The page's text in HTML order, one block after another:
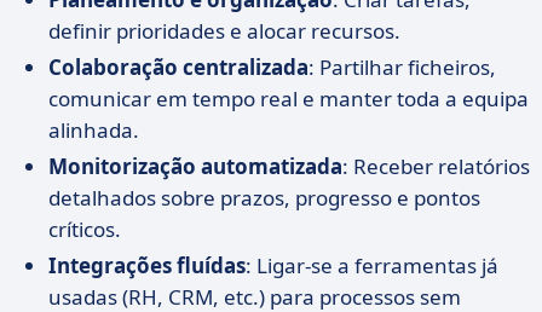
definir prioridades e alocar recursos.
Colaboração centralizada: Partilhar ficheiros,
comunicar em tempo real e manter toda a equipa
alinhada.
Monitorização automatizada: Receber relatórios
detalhados sobre prazos, progresso e pontos
críticos.
Integrações fluídas: Ligar-se a ferramentas já
usadas (RH, CRM, etc.) para processos sem